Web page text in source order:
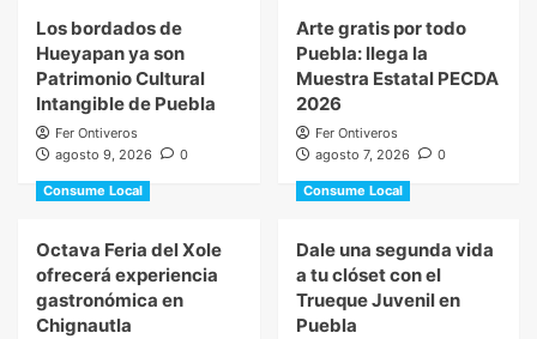
Los bordados de
Hueyapan ya son
Patrimonio Cultural
Intangible de Puebla
Fer Ontiveros
agosto 9, 2026
0
Arte gratis por todo
Puebla: llega la
Muestra Estatal PECDA
2026
Fer Ontiveros
agosto 7, 2026
0
Consume Local
Octava Feria del Xole
ofrecerá experiencia
gastronómica en
Chignautla
Consume Local
Dale una segunda vida
a tu clóset con el
Trueque Juvenil en
Puebla